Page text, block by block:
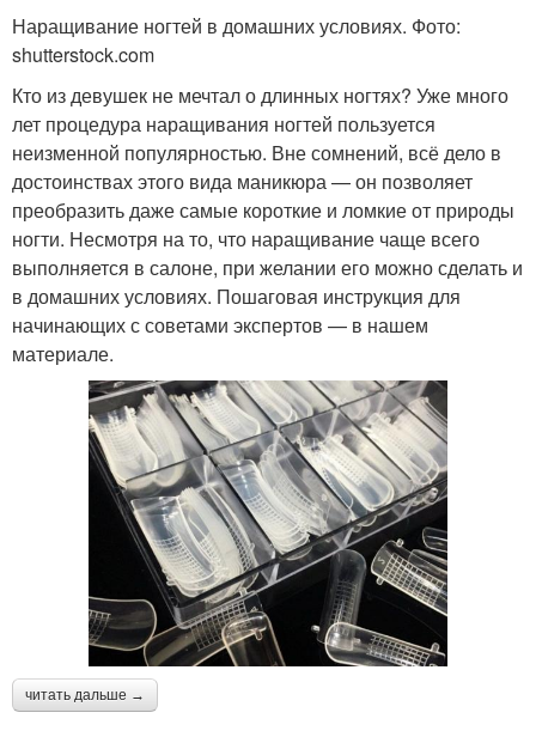
Наращивание ногтей в домашних условиях. Фото:
shutterstock.com
Кто из девушек не мечтал о длинных ногтях? Уже много
лет процедура наращивания ногтей пользуется
неизменной популярностью. Вне сомнений, всё дело в
достоинствах этого вида маникюра — он позволяет
преобразить даже самые короткие и ломкие от природы
ногти. Несмотря на то, что наращивание чаще всего
выполняется в салоне, при желании его можно сделать и
в домашних условиях. Пошаговая инструкция для
начинающих с советами экспертов — в нашем
материале.
читать дальше →